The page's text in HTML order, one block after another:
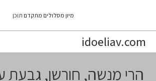
content
מיון מסלולים מתקדם תוכן
idoeliav.com
הרי מנשה, חורשן, גבעת